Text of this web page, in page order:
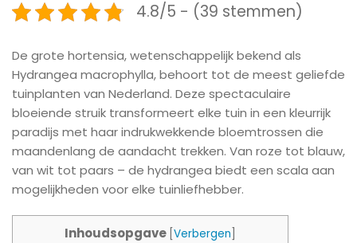
4.8/5 - (39 stemmen)
De grote hortensia, wetenschappelijk bekend als
Hydrangea macrophylla, behoort tot de meest geliefde
tuinplanten van Nederland. Deze spectaculaire
bloeiende struik transformeert elke tuin in een kleurrijk
paradijs met haar indrukwekkende bloemtrossen die
maandenlang de aandacht trekken. Van roze tot blauw,
van wit tot paars – de hydrangea biedt een scala aan
mogelijkheden voor elke tuinliefhebber.
Inhoudsopgave Verbergen